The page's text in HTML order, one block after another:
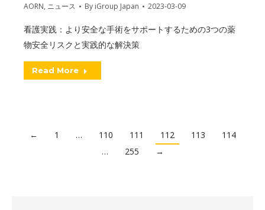
AORN, ニュース By iGroup Japan 2023-03-09
看護実践：より安全な手術をサポートするための3つの薬
物安全リスクと実践的な解決策
Read More
← 1 … 110 111 112 113
114
…
255 →